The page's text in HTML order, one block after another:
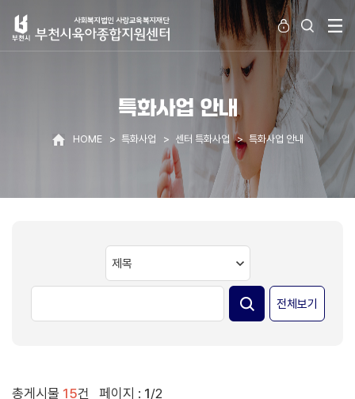
특화사업 안내
HOME 특화사업 센터 특화사업 특화사업 안내
전체보기
총게시물 15건 페이지 : 1/2